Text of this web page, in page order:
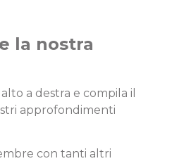
la nostra
a destra e compila il
approfondimenti
con tanti altri